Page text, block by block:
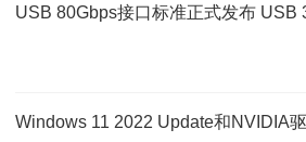
USB 80Gbps接口标准正式发布 USB
Windows 11 2022 Update和NVIDIA